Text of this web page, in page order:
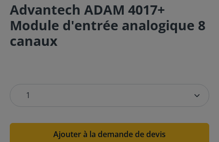
Advantech ADAM 4017+
Module d'entrée analogique 8
canaux
Ajouter à la demande de devis